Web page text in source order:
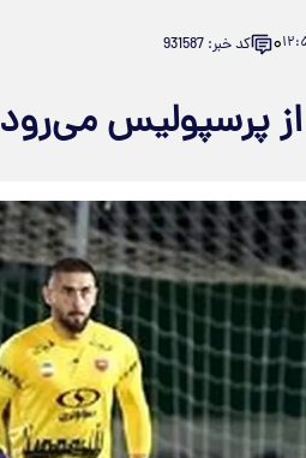
۰ کد خبر: 931587
پرسپولیس می‌رود